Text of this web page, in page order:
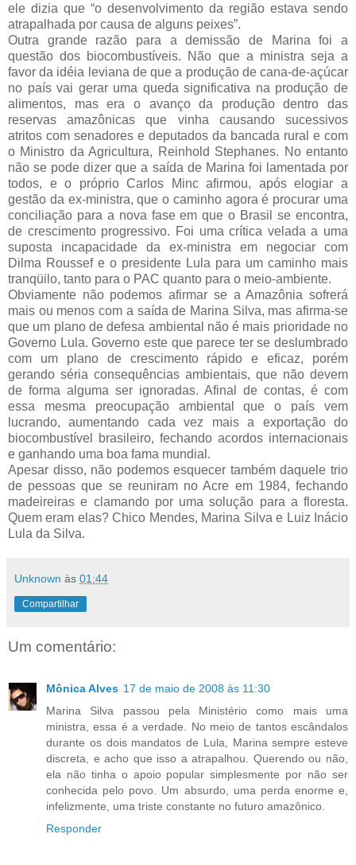
ele dizia que “o desenvolvimento da região estava sendo
atrapalhada por causa de alguns peixes”.
Outra grande razão para a demissão de Marina foi a
questão dos biocombustíveis. Não que a ministra seja a
favor da idéia leviana de que a produção de cana-de-açúcar
no país vai gerar uma queda significativa na produção de
alimentos, mas era o avanço da produção dentro das
reservas amazônicas que vinha causando sucessivos
atritos com senadores e deputados da bancada rural e com
o Ministro da Agricultura, Reinhold Stephanes. No entanto
não se pode dizer que a saída de Marina foi lamentada por
todos, e o próprio Carlos Minc afirmou, após elogiar a
gestão da ex-ministra, que o caminho agora é procurar uma
conciliação para a nova fase em que o Brasil se encontra,
de crescimento progressivo. Foi uma crítica velada a uma
suposta incapacidade da ex-ministra em negociar com
Dilma Roussef e o presidente Lula para um caminho mais
tranqüilo, tanto para o PAC quanto para o meio-ambiente.
Obviamente não podemos afirmar se a Amazônia sofrerá
mais ou menos com a saída de Marina Silva, mas afirma-se
que um plano de defesa ambiental não é mais prioridade no
Governo Lula. Governo este que parece ter se deslumbrado
com um plano de crescimento rápido e eficaz, porém
gerando séria consequências ambientais, que não devem
de forma alguma ser ignoradas. Afinal de contas, é com
essa mesma preocupação ambiental que o país vem
lucrando, aumentando cada vez mais a exportação do
biocombustível brasileiro, fechando acordos internacionais
e ganhando uma boa fama mundial.
Apesar disso, não podemos esquecer também daquele trio
de pessoas que se reuniram no Acre em 1984, fechando
madeireiras e clamando por uma solução para a floresta.
Quem eram elas? Chico Mendes, Marina Silva e Luiz Inácio
Lula da Silva.
Unknown às 01:44
Compartilhar
Um comentário:
Mônica Alves 17 de maio de 2008 às 11:30
Marina Silva passou pela Ministério como mais uma
ministra, essa é a verdade. No meio de tantos escândalos
durante os dois mandatos de Lula, Marina sempre esteve
discreta, e acho que isso a atrapalhou. Querendo ou não,
ela não tinha o apoio popular simplesmente por não ser
conhecida pelo povo. Um absurdo, uma perda enorme e,
infelizmente, uma triste constante no futuro amazônico.
Responder